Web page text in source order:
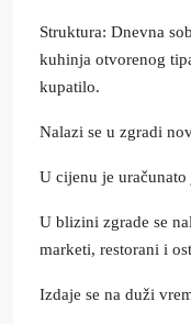
Struktura: Dnevna
kuhinja otvorenog
kupatilo.
Nalazi se u zgradi
U cijenu je uračunato
U blizini zgrade se
marketi, restorani i
Izdaje se na duži